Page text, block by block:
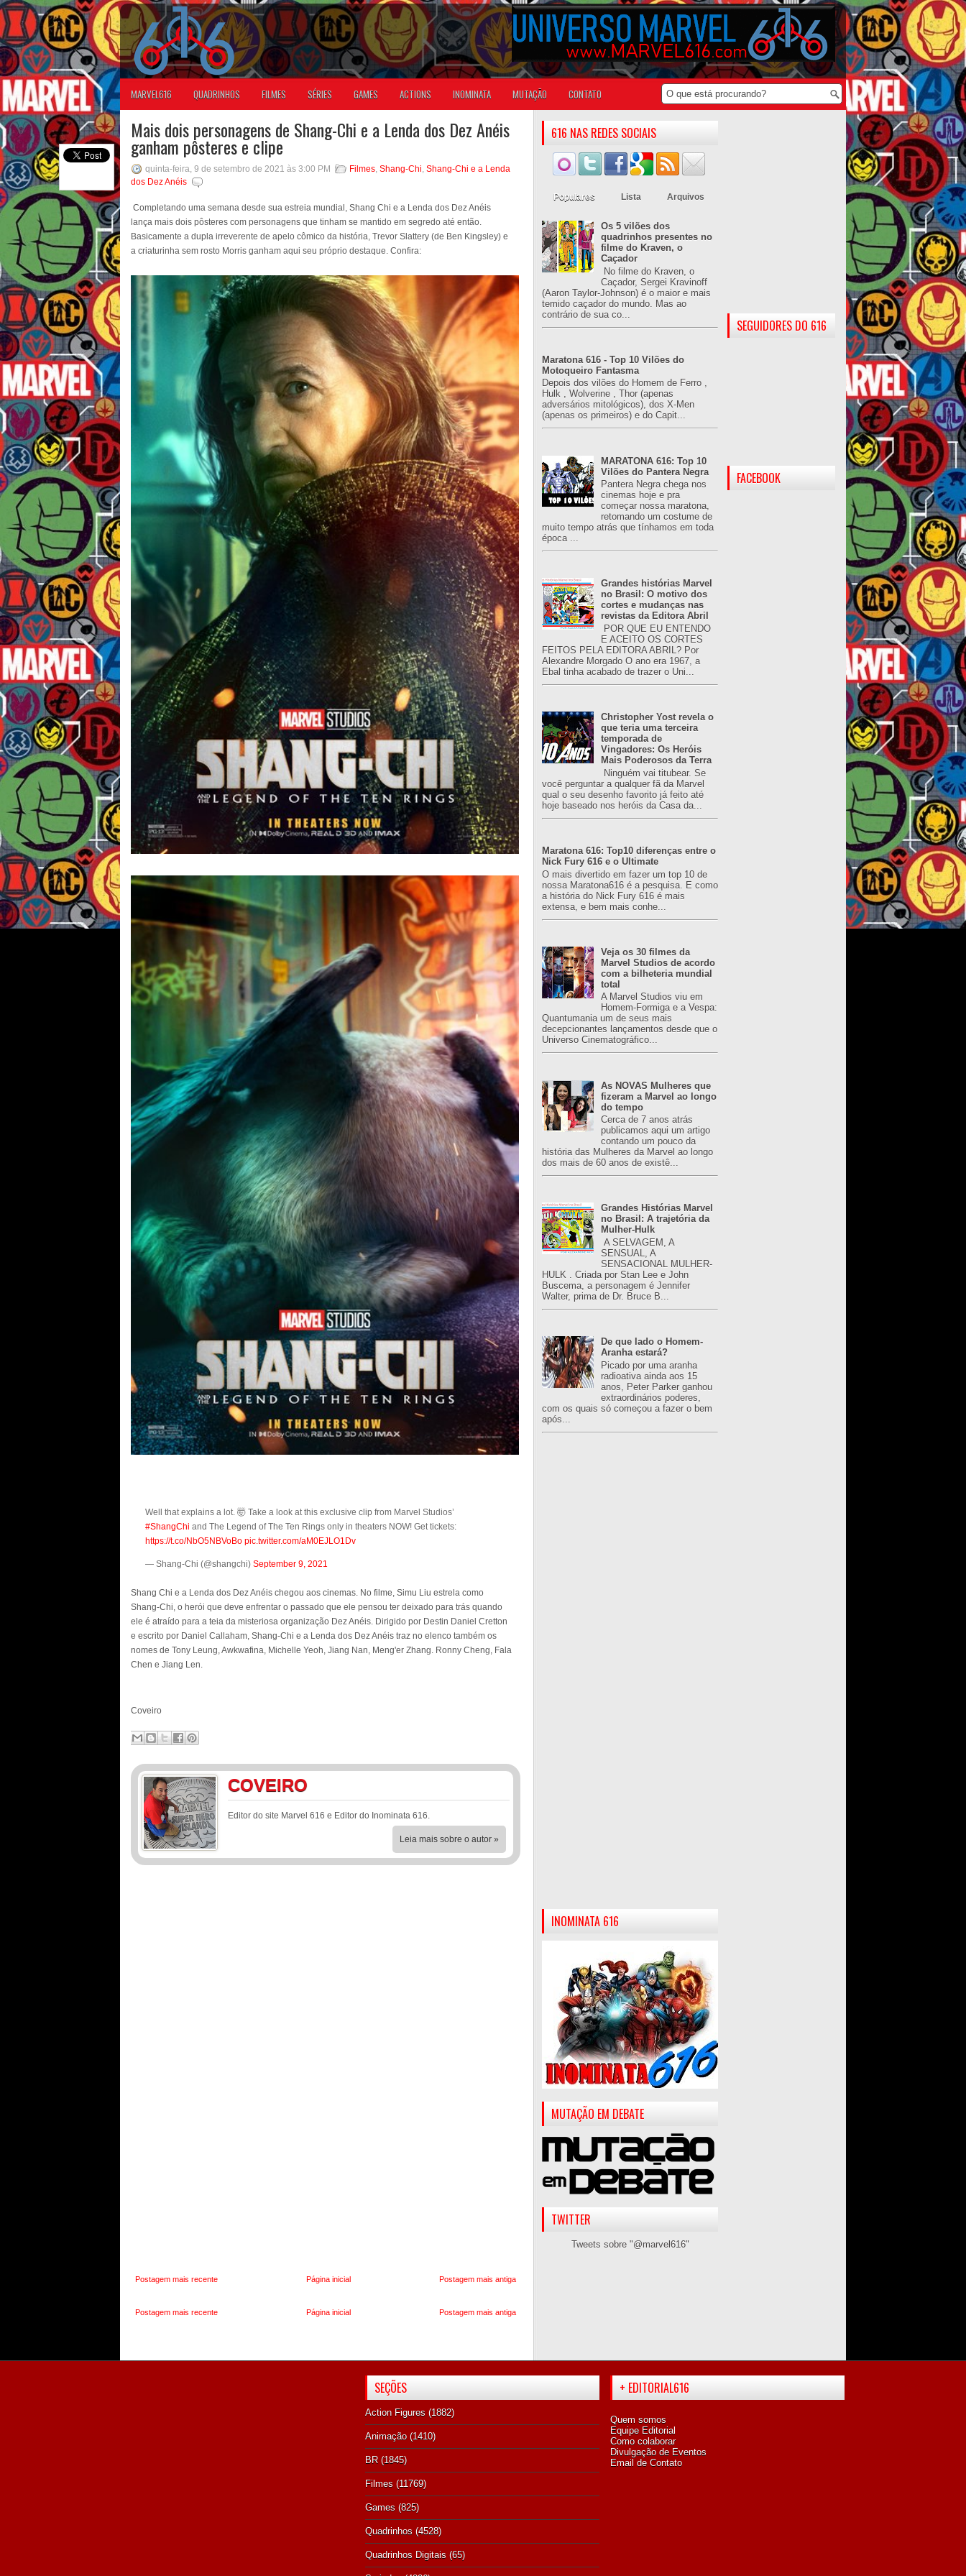
MARVEL616 QUADRINHOS FILMES SÉRIES GAMES ACTIONS INOMINATA MUTAÇÃO CONTATO
Mais dois personagens de Shang-Chi e a Lenda dos Dez Anéis
ganham pôsteres e clipe
quinta-feira, 9 de setembro de 2021 às 3:00 PM Filmes, Shang-Chi, Shang-Chi e a Lenda
dos Dez Anéis
Completando uma semana desde sua estreia mundial, Shang Chi e a Lenda dos Dez Anéis
lança mais dois pôsteres com personagens que tinham se mantido em segredo até então.
Basicamente a dupla irreverente de apelo cômico da história, Trevor Slattery (de Ben Kingsley) e
a criaturinha sem rosto Morris ganham aqui seu próprio destaque. Confira:
Well that explains a lot. 🤯 Take a look at this exclusive clip from Marvel Studios’
#ShangChi and The Legend of The Ten Rings only in theaters NOW! Get tickets:
https://t.co/NbO5NBVoBo pic.twitter.com/aM0EJLO1Dv
— Shang-Chi (@shangchi) September 9, 2021
Shang Chi e a Lenda dos Dez Anéis chegou aos cinemas. No filme, Simu Liu estrela como
Shang-Chi, o herói que deve enfrentar o passado que ele pensou ter deixado para trás quando
ele é atraído para a teia da misteriosa organização Dez Anéis. Dirigido por Destin Daniel Cretton
e escrito por Daniel Callaham, Shang-Chi e a Lenda dos Dez Anéis traz no elenco também os
nomes de Tony Leung, Awkwafina, Michelle Yeoh, Jiang Nan, Meng'er Zhang. Ronny Cheng, Fala
Chen e Jiang Len.
Coveiro
COVEIRO
Editor do site Marvel 616 e Editor do Inominata 616.
Leia mais sobre o autor »
Postagem mais recente Postagem mais antiga
Página inicial
Postagem mais recente Postagem mais antiga
Página inicial
616 NAS REDES SOCIAIS
Populares Lista Arquivos
Os 5 vilões dos
quadrinhos presentes no
filme do Kraven, o
Caçador
No filme do Kraven, o
Caçador, Sergei Kravinoff
(Aaron Taylor-Johnson) é o maior e mais
temido caçador do mundo. Mas ao
contrário de sua co...
Maratona 616 - Top 10 Vilões do
Motoqueiro Fantasma
Depois dos vilões do Homem de Ferro ,
Hulk , Wolverine , Thor (apenas
adversários mitológicos), dos X-Men
(apenas os primeiros) e do Capit...
MARATONA 616: Top 10
Vilões do Pantera Negra
Pantera Negra chega nos
cinemas hoje e pra
começar nossa maratona,
retomando um costume de
muito tempo atrás que tínhamos em toda
época ...
Grandes histórias Marvel
no Brasil: O motivo dos
cortes e mudanças nas
revistas da Editora Abril
POR QUE EU ENTENDO
E ACEITO OS CORTES
FEITOS PELA EDITORA ABRIL? Por
Alexandre Morgado O ano era 1967, a
Ebal tinha acabado de trazer o Uni...
Christopher Yost revela o
que teria uma terceira
temporada de
Vingadores: Os Heróis
Mais Poderosos da Terra
Ninguém vai titubear. Se
você perguntar a qualquer fã da Marvel
qual o seu desenho favorito já feito até
hoje baseado nos heróis da Casa da...
Maratona 616: Top10 diferenças entre o
Nick Fury 616 e o Ultimate
O mais divertido em fazer um top 10 de
nossa Maratona616 é a pesquisa. E como
a história do Nick Fury 616 é mais
extensa, e bem mais conhe...
Veja os 30 filmes da
Marvel Studios de acordo
com a bilheteria mundial
total
A Marvel Studios viu em
Homem-Formiga e a Vespa:
Quantumania um de seus mais
decepcionantes lançamentos desde que o
Universo Cinematográfico...
As NOVAS Mulheres que
fizeram a Marvel ao longo
do tempo
Cerca de 7 anos atrás
publicamos aqui um artigo
contando um pouco da
história das Mulheres da Marvel ao longo
dos mais de 60 anos de existê...
Grandes Histórias Marvel
no Brasil: A trajetória da
Mulher-Hulk
A SELVAGEM, A
SENSUAL, A
SENSACIONAL MULHER-
HULK . Criada por Stan Lee e John
Buscema, a personagem é Jennifer
Walter, prima de Dr. Bruce B...
De que lado o Homem-
Aranha estará?
Picado por uma aranha
radioativa ainda aos 15
anos, Peter Parker ganhou
extraordinários poderes,
com os quais só começou a fazer o bem
após...
INOMINATA 616
MUTAÇÃO EM DEBATE
TWITTER
Tweets sobre "@marvel616"
SEGUIDORES DO 616
FACEBOOK
SEÇÕES
Action Figures (1882)
Animação (1410)
BR (1845)
Filmes (11769)
Games (825)
Quadrinhos (4528)
Quadrinhos Digitais (65)
+ EDITORIAL616
Quem somos
Equipe Editorial
Como colaborar
Divulgação de Eventos
Email de Contato